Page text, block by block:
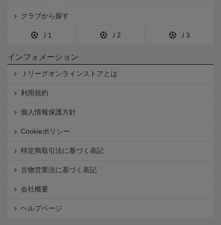
クラブから探す
Ｊ1 Ｊ2 Ｊ3
インフォメーション
Ｊリーグオンラインストアとは
利用規約
個人情報保護方針
Cookieポリシー
特定商取引法に基づく表記
古物営業法に基づく表記
会社概要
ヘルプページ